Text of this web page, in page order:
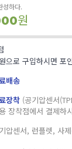
성하다.
원
으로 구입하시면 포
배송
장착 (공기압센서
장착점에서 결제하
압센서, 런플렛, 사